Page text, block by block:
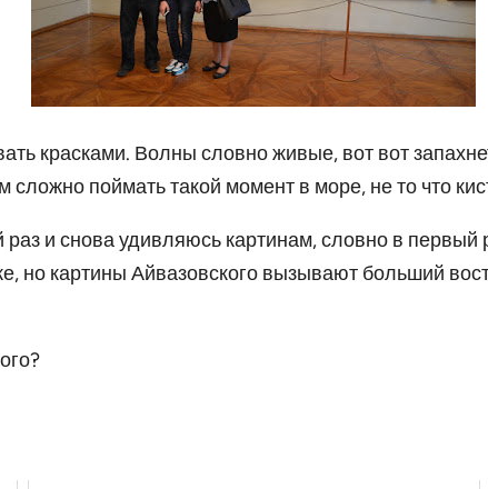
красками. Волны словно живые, вот вот
поймать такой момент в море, не то что
раз и снова удивляюсь картинам, словно в
но картины Айвазовского вызывают больший